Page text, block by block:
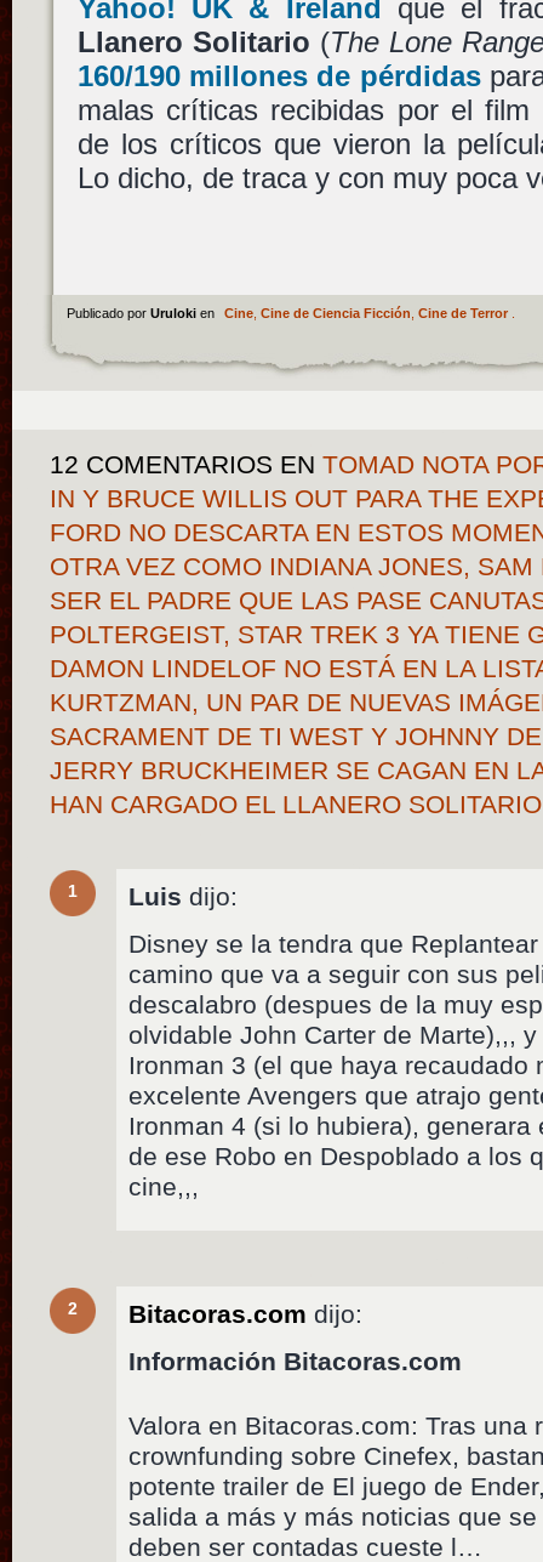
Yahoo! UK & Ireland
que el
Llanero Solitario (The Lone
160/190 millones de pérdidas
malas críticas recibidas por el film
de los críticos que vieron la
Lo dicho, de traca y con muy poca
Publicado por Uruloki en Cine, Cine de Ciencia Ficción Cine de Terror.
12 COMENTARIOS EN TOMAD NOTA
IN Y BRUCE WILLIS OUT PARA THE
FORD NO DESCARTA EN ESTOS
OTRA VEZ COMO INDIANA JONES,
SER EL PADRE QUE LAS PASE
POLTERGEIST, STAR TREK 3 YA TIENE
DAMON LINDELOF NO ESTÁ EN LA
KURTZMAN, UN PAR DE NUEVAS
SACRAMENT DE TI WEST Y JOHNNY
JERRY BRUCKHEIMER SE CAGAN EN
HAN CARGADO EL LLANERO
1 Luis dijo:
Disney se la tendra que
camino que va a seguir con sus
descalabro (despues de la muy
olvidable John Carter de Marte),,,
Ironman 3 (el que haya recaudado
excelente Avengers que atrajo
Ironman 4 (si lo hubiera),
de ese Robo en Despoblado a los
cine,,,
2 Bitacoras.com dijo:
Información Bitacoras.com
Valora en Bitacoras.com: Tras una
crownfunding sobre Cinefex,
potente trailer de El juego de
salida a más y más noticias que
deben ser contadas cueste l…